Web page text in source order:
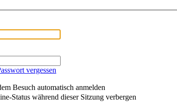
vergessen
Besuch automatisch anmelden
Status während dieser Sitzung verbergen